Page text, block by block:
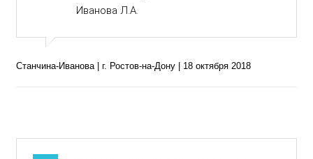
Иванова Л.А.
Станчина-Иванова | г. Ростов-на-Дону | 18 октября 2018